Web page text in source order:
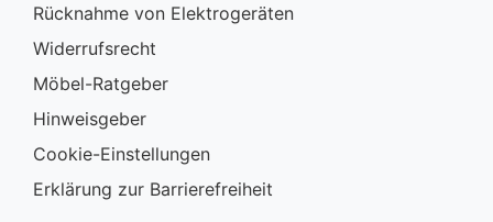
Rücknahme von Elektrogeräten
Widerrufsrecht
Möbel-Ratgeber
Hinweisgeber
Cookie-Einstellungen
Erklärung zur Barrierefreiheit